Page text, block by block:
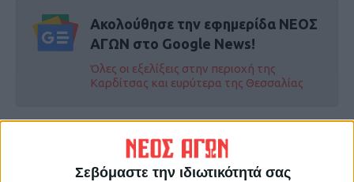
Σεβόμαστε την ιδιωτικότητά σας
Ακολούθησε την εφημερίδα ΝΕΟΣ
ΑΓΩΝ στο Google News!
Όλες οι εξελίξεις στην περιοχή της
Καρδίτσας και ευρύτερα της Θεσσαλίας
Πρωινό μαγκαζίνο 26/6/2025
Επιχειρηματικότητα και
καινοτομία ενισχύει η